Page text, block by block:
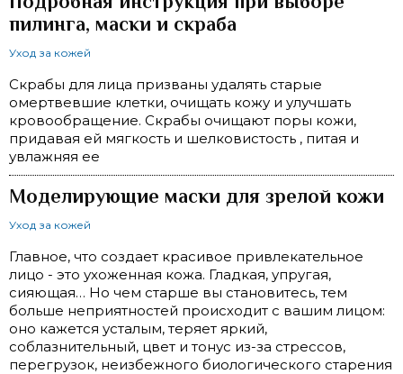
пилинга, маски и скраба
Уход за кожей
Скрабы для лица призваны удалять старые
омертвевшие клетки, очищать кожу и улучшать
кровообращение. Скрабы очищают поры кожи,
придавая ей мягкость и шелковистость , питая и
увлажняя ее
Моделирующие маски для зрелой кожи
Уход за кожей
Главное, что создает красивое привлекательное
лицо - это ухоженная кожа. Гладкая, упругая,
сияющая… Но чем старше вы становитесь, тем
больше неприятностей происходит с вашим лицом:
оно кажется усталым, теряет яркий,
соблазнительный, цвет и тонус из-за стрессов,
перегрузок, неизбежного биологического старения